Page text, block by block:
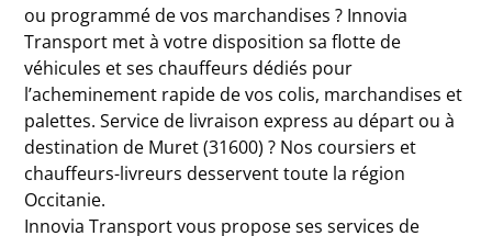
ou programmé de vos marchandises ? Innovia
Transport met à votre disposition sa flotte de
véhicules et ses chauffeurs dédiés pour
l’acheminement rapide de vos colis, marchandises et
palettes. Service de livraison express au départ ou à
destination de Muret (31600) ? Nos coursiers et
chauffeurs-livreurs desservent toute la région
Occitanie.
Innovia Transport vous propose ses services de